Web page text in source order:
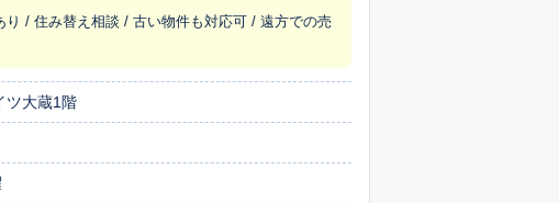
/ 住み替え相談 / 古い物件も対応可 / 遠方での売
大蔵1階